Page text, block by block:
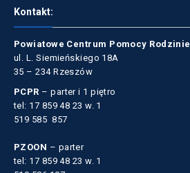
Kontakt:
Powiatowe Centrum Pomocy Rodzinie
ul. L. Siemieńskiego 18A
35 – 234 Rzeszów
PCPR – parter i 1 piętro
tel: 17 859 48 23 w. 1
519 585 857
PZOON – parter
tel: 17 859 48 23 w. 1